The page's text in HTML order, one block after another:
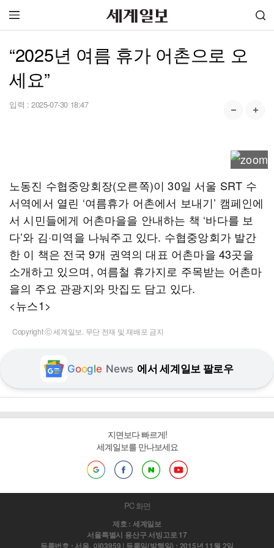
“2025년 여름 휴가 어촌으로 오
세요”
입력 : 2025-07-30 18:47
노동진 수협중앙회장(오른쪽)이 30일 서울 SRT 수
서역에서 열린 ‘여름휴가 어촌에서 보내기’ 캠페인에
서 시민들에게 어촌마을을 안내하는 책 ‘바다를 보
다’와 김·미역을 나눠주고 있다. 수협중앙회가 발간
한 이 책은 전국 9개 권역의 대표 어촌마을 43곳을
소개하고 있으며, 여름철 휴가지로 주목받는 어촌마
을의 주요 관광지와 맛집도 담고 있다.
<뉴스1>
Copyright ⓒ 세계일보. 무단 전재 및 재배포 금지
Google News 에서 세계일보 팔로우
지면보다 빠르게!
세계일보를 만나보세요
PC 화면
제호 : 세계일보
서울특별시 용산구 서빙고로 17
등록번호 : 서울, 아03959 | 등록일(발행일) : 2015년 11월 2일